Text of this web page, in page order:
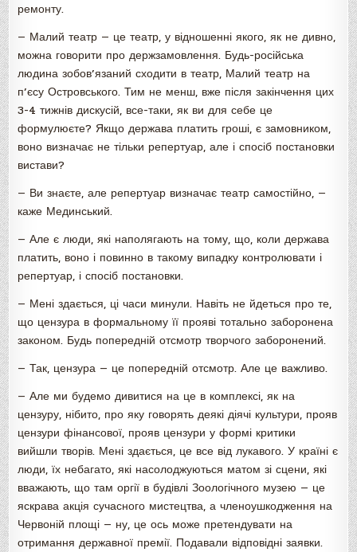
ремонту.
— Малий театр — це театр, у відношенні якого, як не дивно,
можна говорити про держзамовлення. Будь-російська
людина зобов’язаний сходити в театр, Малий театр на
п’єсу Островського. Тим не менш, вже після закінчення цих
3-4 тижнів дискусій, все-таки, як ви для себе це
формулюєте? Якщо держава платить гроші, є замовником,
воно визначає не тільки репертуар, але і спосіб постановки
вистави?
— Ви знаєте, але репертуар визначає театр самостійно, —
каже Мединський.
— Але є люди, які наполягають на тому, що, коли держава
платить, воно і повинно в такому випадку контролювати і
репертуар, і спосіб постановки.
— Мені здається, ці часи минули. Навіть не йдеться про те,
що цензура в формальному її прояві тотально заборонена
законом. Будь попередній отсмотр творчого заборонений.
— Так, цензура — це попередній отсмотр. Але це важливо.
— Але ми будемо дивитися на це в комплексі, як на
цензуру, нібито, про яку говорять деякі діячі культури, прояв
цензури фінансової, прояв цензури у формі критики
вийшли творів. Мені здається, це все від лукавого. У країні є
люди, їх небагато, які насолоджуються матом зі сцени, які
вважають, що там оргії в будівлі Зоологічного музею — це
яскрава акція сучасного мистецтва, а членоушкодження на
Червоній площі — ну, це ось може претендувати на
отримання державної премії. Подавали відповідні заявки.